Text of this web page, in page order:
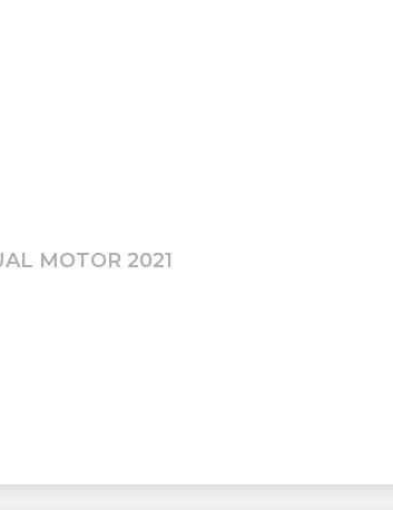
MOTOR 2021